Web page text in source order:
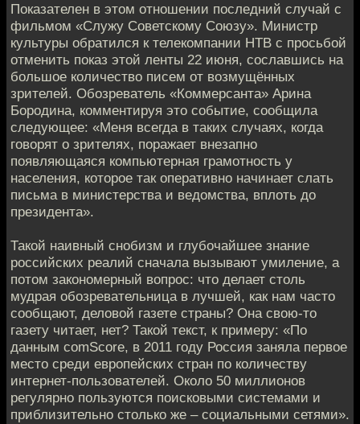
Показателен в этом отношении последний случай с
фильмом «Служу Советскому Союзу». Министр
культуры обратился к телекомпании НТВ с просьбой
отменить показ этой ленты 22 июня, сославшись на
большое количество писем от возмущённых
зрителей. Обозреватель «Коммерсанта» Арина
Бородина, комментируя это событие, сообщила
следующее: «Меня всегда в таких случаях, когда
говорят о зрителях, поражает внезапно
появляющаяся компьютерная грамотность у
населения, которое так оперативно начинает слать
письма в министерства и ведомства, вплоть до
президента».
Такой наивный снобизм и глубочайшее знание
российских реалий сначала вызывают умиление, а
потом закономерный вопрос: что делает столь
мудрая обозревательница в лучшей, как нам часто
сообщают, деловой газете страны? Она свою-то
газету читает, нет? Такой текст, к примеру: «По
данным comScore, в 2011 году Россия заняла первое
место среди европейских стран по количеству
интернет-пользователей. Около 50 миллионов
регулярно пользуются поисковыми системами и
приблизительно столько же – социальными сетями».